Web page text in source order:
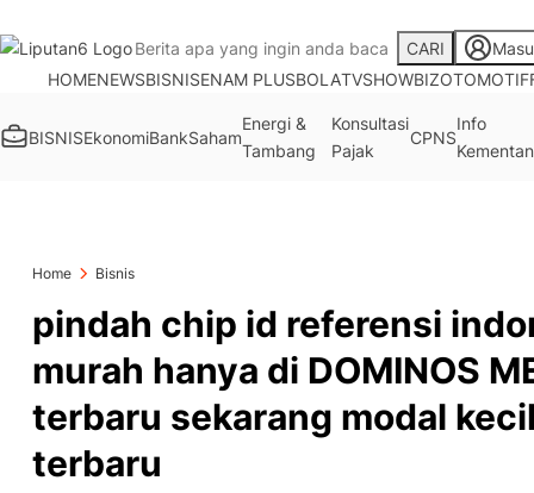
CARI
HOMENEWSBISNISENAM PLUSBOLATVSHOWBIZOTOMOTIF
BISNISEkonomiBankSaham
Energi &
Tambang
Konsultasi
Pajak
CPNS
Info
Kementan
Home Bisnis
pindah chip id referensi
murah hanya di DOMINOS
terbaru sekarang modal
terbaru